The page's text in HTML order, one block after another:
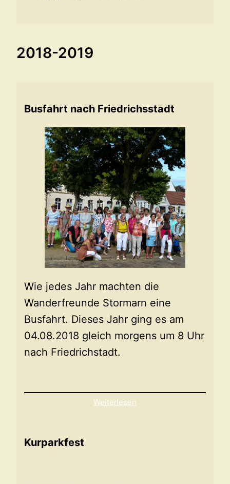
2018-2019
Busfahrt nach Friedrichsstadt
Wie jedes Jahr machten die
Wanderfreunde Stormarn eine
Busfahrt. Dieses Jahr ging es am
04.08.2018 gleich morgens um 8 Uhr
nach Friedrichstadt.
Weiterlesen
Kurparkfest